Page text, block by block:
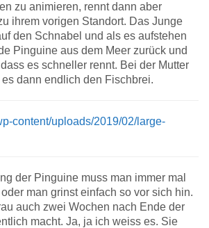
zu animieren, rennt dann aber
ihrem vorigen Standort. Das Junge
den Schnabel und als es aufstehen
Pinguine aus dem Meer zurück und
es schneller rennt. Bei der Mutter
dann endlich den Fischbrei.
content/uploads/2019/02/large-
der Pinguine muss man immer mal
man grinst einfach so vor sich hin.
auch zwei Wochen nach Ende der
macht. Ja, ja ich weiss es. Sie